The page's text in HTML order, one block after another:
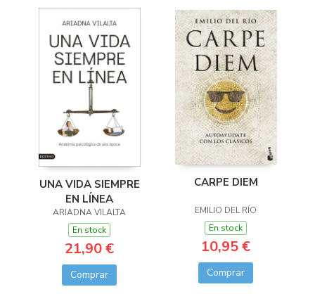
UNA VIDA SIEMPRE
EN LÍNEA
ARIADNA VILALTA
En stock
21,90 €
Comprar
CARPE DIEM
EMILIO DEL RÍO
En stock
10,95 €
Comprar